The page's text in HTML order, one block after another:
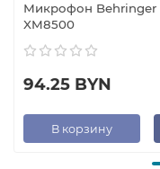
Микрофон Behringer
XM8500
94.25 BYN
В корзину